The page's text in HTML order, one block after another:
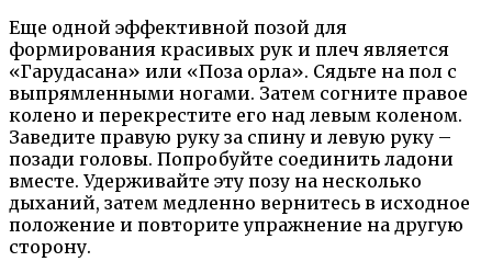
Еще одной эффективной позой для
формирования красивых рук и плеч является
«Гарудасана» или «Поза орла». Сядьте на пол с
выпрямленными ногами. Затем согните правое
колено и перекрестите его над левым коленом.
Заведите правую руку за спину и левую руку –
позади головы. Попробуйте соединить ладони
вместе. Удерживайте эту позу на несколько
дыханий, затем медленно вернитесь в исходное
положение и повторите упражнение на другую
сторону.